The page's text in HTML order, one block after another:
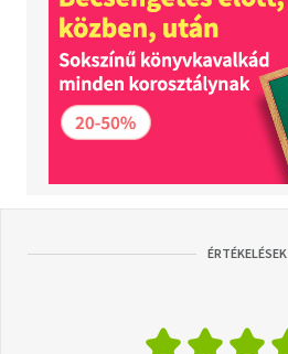
ÉRTÉKELÉSEK